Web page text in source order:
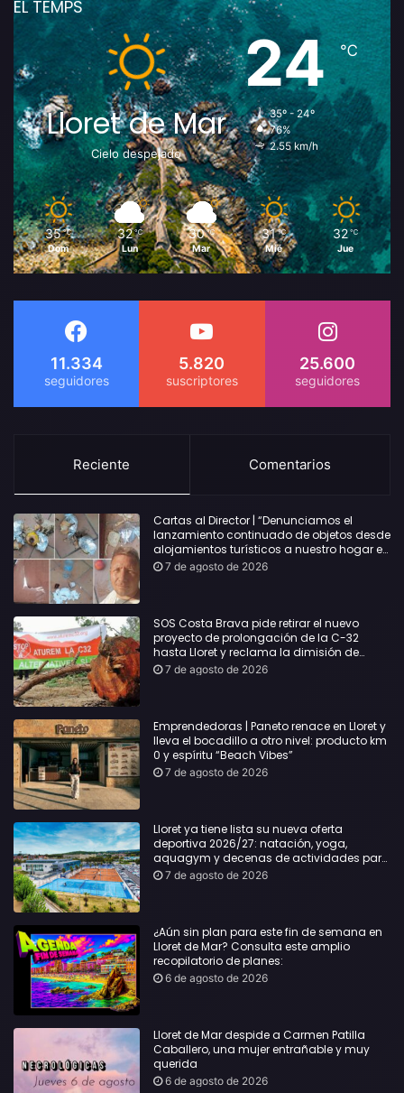
EL TEMPS
Lloret de Mar
Cielo despejado
24℃
35º - 24º
76%
2.55 km/h
35 ℃
Dom
32 ℃
Lun
30 ℃
Mar
31 ℃
Mié
32 ℃
Jue
11.334 5.820 25.600
Reciente Comentarios
Cartas al Director | “Denunciamos el
lanzamiento continuado de objetos desde
alojamientos turísticos a nuestro hogar en
Lloret: Podría haber causado una
7 de agosto de 2026
SOS Costa Brava pide retirar el nuevo
proyecto de prolongación de la C-32
hasta Lloret y reclama la dimisión de
Sílvia Paneque
7 de agosto de 2026
Emprendedoras | Paneto renace en Lloret y
lleva el bocadillo a otro nivel: producto km
0 y espíritu “Beach Vibes”
7 de agosto de 2026
Lloret ya tiene lista su nueva oferta
deportiva 2026/27: natación, yoga,
aquagym y decenas de actividades para
todas las edades
7 de agosto de 2026
¿Aún sin plan para este fin de semana en
Lloret de Mar? Consulta este amplio
recopilatorio de planes:
6 de agosto de 2026
Lloret de Mar despide a Carmen Patilla
Caballero, una mujer entrañable y muy
querida
6 de agosto de 2026